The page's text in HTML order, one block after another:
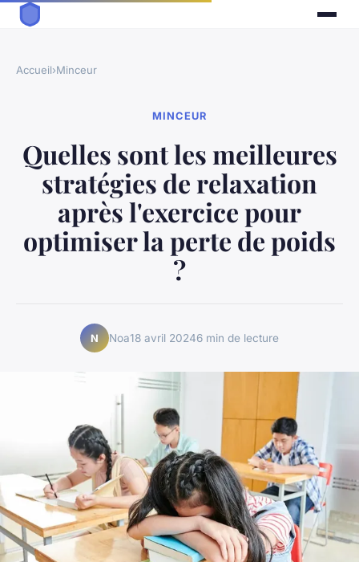
Accueil›Minceur
MINCEUR
Quelles sont les meilleures
stratégies de relaxation
après l'exercice pour
optimiser la perte de poids
?
N Noa18 avril 20246 min de lecture